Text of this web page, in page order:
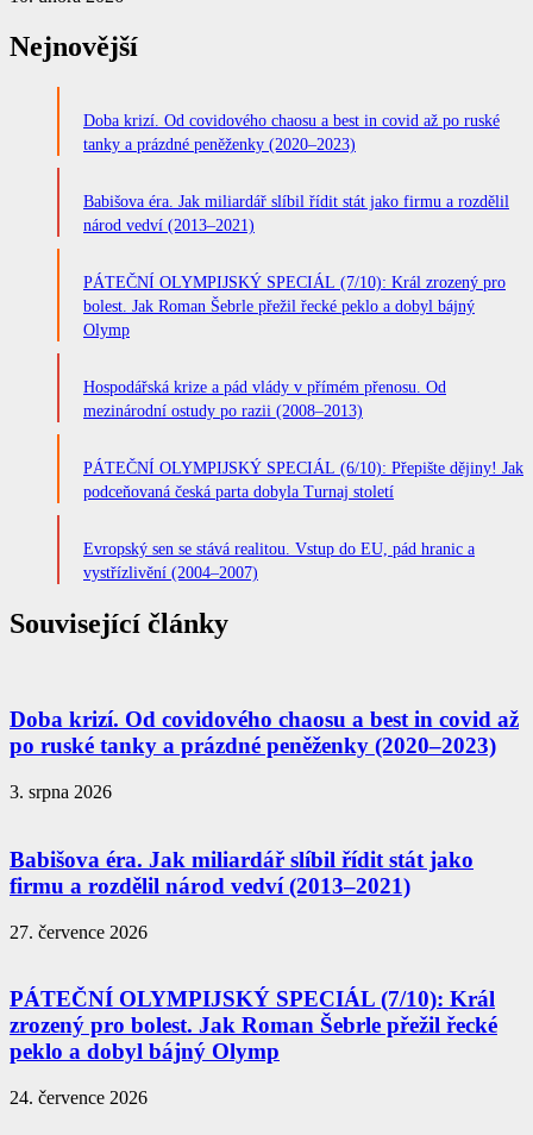
Nejnovější
Doba krizí. Od covidového chaosu a best in covid až po ruské
tanky a prázdné peněženky (2020–2023)
Babišova éra. Jak miliardář slíbil řídit stát jako firmu a rozdělil
národ vedví (2013–2021)
PÁTEČNÍ OLYMPIJSKÝ SPECIÁL (7/10): Král zrozený pro
bolest. Jak Roman Šebrle přežil řecké peklo a dobyl bájný
Olymp
Hospodářská krize a pád vlády v přímém přenosu. Od
mezinárodní ostudy po razii (2008–2013)
PÁTEČNÍ OLYMPIJSKÝ SPECIÁL (6/10): Přepište dějiny! Jak
podceňovaná česká parta dobyla Turnaj století
Evropský sen se stává realitou. Vstup do EU, pád hranic a
vystřízlivění (2004–2007)
Související články
Doba krizí. Od covidového chaosu a best in covid až
po ruské tanky a prázdné peněženky (2020–2023)
3. srpna 2026
Babišova éra. Jak miliardář slíbil řídit stát jako
firmu a rozdělil národ vedví (2013–2021)
27. července 2026
PÁTEČNÍ OLYMPIJSKÝ SPECIÁL (7/10): Král
zrozený pro bolest. Jak Roman Šebrle přežil řecké
peklo a dobyl bájný Olymp
24. července 2026